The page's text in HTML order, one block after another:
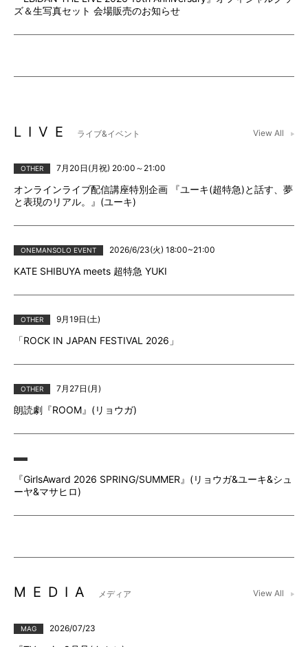
ズ＆生写真セット 会場販売のお知らせ
LIVE ライブ&イベント View All
OTHER 7月20日(月祝) 20:00～21:00
オンラインライブ配信講座特別企画 『ユーキ(超特急)と話す、夢
と表現のリアル。』(ユーキ)
ONEMANSOLO EVENT 2026/6/23(火) 18:00~21:00
KATE SHIBUYA meets 超特急 YUKI
OTHER 9月19日(土)
「ROCK IN JAPAN FESTIVAL 2026」
OTHER 7月27⽇(月)
朗読劇『ROOM』(リョウガ)
『GirlsAward 2026 SPRING/SUMMER』(リョウガ&ユーキ&シュ
ーヤ&マサヒロ)
MEDIA メディア View All
MAG 2026/07/23